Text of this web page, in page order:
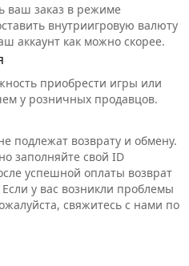
ваш заказ в режиме
внутриигровую валюту
аккаунт как можно скорее.
приобрести игры или
у розничных продавцов.
подлежат возврату и обмену.
заполняйте свой ID
успешной оплаты возврат
у вас возникли проблемы
свяжитесь с нами по